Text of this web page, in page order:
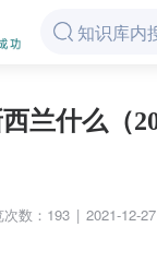
兰什么（
次数：193 | 2021-12-27